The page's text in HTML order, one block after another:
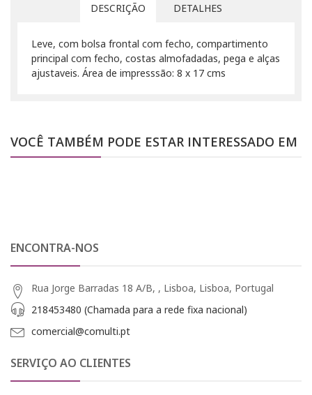
DESCRIÇÃO DETALHES
Leve, com bolsa frontal com fecho, compartimento
principal com fecho, costas almofadadas, pega e alças
ajustaveis. Área de impresssão: 8 x 17 cms
VOCÊ TAMBÉM PODE ESTAR INTERESSADO EM
ENCONTRA-NOS
Rua Jorge Barradas 18 A/B, , Lisboa, Lisboa, Portugal
218453480 (Chamada para a rede fixa nacional)
comercial@comulti.pt
SERVIÇO AO CLIENTES